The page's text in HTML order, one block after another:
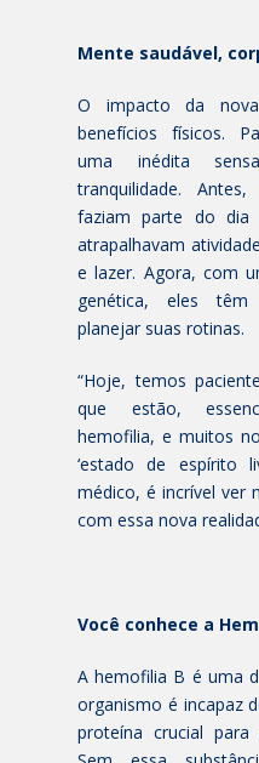
Mente saudável,
O impacto da
benefícios físicos.
uma inédita
tranquilidade.
faziam parte do dia
atrapalhavam
e lazer. Agora, com
genética, eles têm
planejar suas rotinas.
“Hoje, temos
que estão,
hemofilia, e muitos
‘estado de espírito
médico, é incrível ver
com essa nova
Você conhece a
A hemofilia B é uma
organismo é incapaz
proteína crucial para